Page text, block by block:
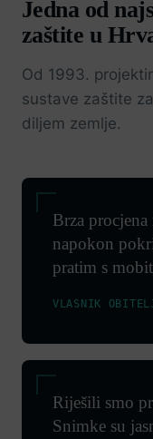
Jedna od
zaštite u
Od 1993.
sustave zaštite
diljem zemlje.
Brza
napokon
pratim s
VLASNIK
Riješili smo
Snimke su